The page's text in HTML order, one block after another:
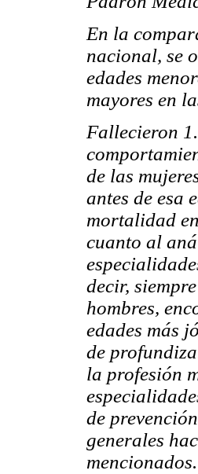
En la
nacional, se
edades
mayores en
Fallecieron
de las
antes de esa
mortalidad
cuanto al
decir,
hombres,
edades más
de
la profesión
de
generales
mencionados.